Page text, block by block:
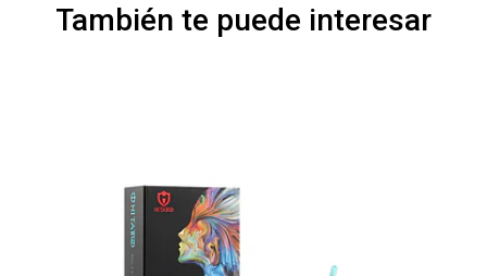
También te puede interesar